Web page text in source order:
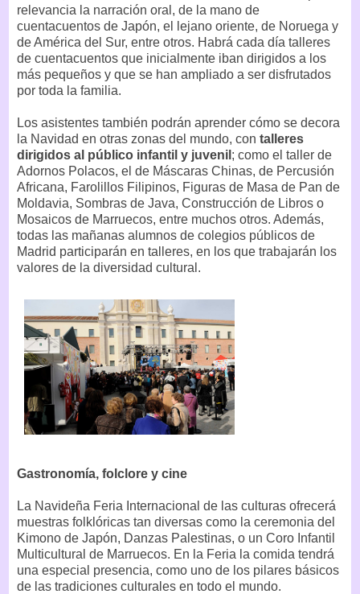
relevancia la narración oral, de la mano de
cuentacuentos de Japón, el lejano oriente, de Noruega y
de América del Sur, entre otros. Habrá cada día talleres
de cuentacuentos que inicialmente iban dirigidos a los
más pequeños y que se han ampliado a ser disfrutados
por toda la familia.
Los asistentes también podrán aprender cómo se decora
la Navidad en otras zonas del mundo, con talleres
dirigidos al público infantil y juvenil ; como el taller de
Adornos Polacos, el de Máscaras Chinas, de Percusión
Africana, Farolillos Filipinos, Figuras de Masa de Pan de
Moldavia, Sombras de Java, Construcción de Libros o
Mosaicos de Marruecos, entre muchos otros. Además,
todas las mañanas alumnos de colegios públicos de
Madrid participarán en talleres, en los que trabajarán los
valores de la diversidad cultural.
Gastronomía, folclore y cine
La Navideña Feria Internacional de las culturas ofrecerá
muestras folklóricas tan diversas como la ceremonia del
Kimono de Japón, Danzas Palestinas, o un Coro Infantil
Multicultural de Marruecos. En la Feria la comida tendrá
una especial presencia, como uno de los pilares básicos
de las tradiciones culturales en todo el mundo.